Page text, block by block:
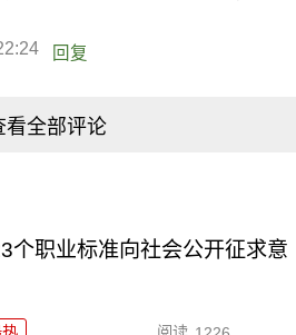
回复
看全部评论
个职业标准向社会公开征求意